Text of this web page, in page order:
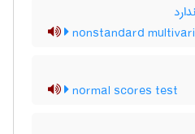
nonstandard
normal scores test